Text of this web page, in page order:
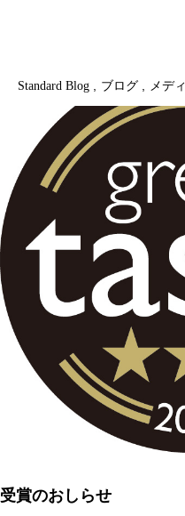
Standard Blog ブログ メデ
受賞のおしらせ